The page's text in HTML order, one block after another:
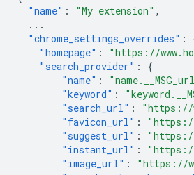
"name" : "My extension" ,
...
"chrome_settings_overrides" :
"homepage" : "https://
"search_provider" :
{
"name" :
"keyword" :
"search_url" :
"https://
"favicon_url" :
"https://
"suggest_url" :
"https://
"instant_url" :
"https://
"image_url" :
"https://